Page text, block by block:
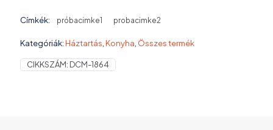
Címkék: próbacimke1 probacimke2
Kategóriák: Háztartás Konyha Összes termék
CIKKSZÁM: DCM-1864